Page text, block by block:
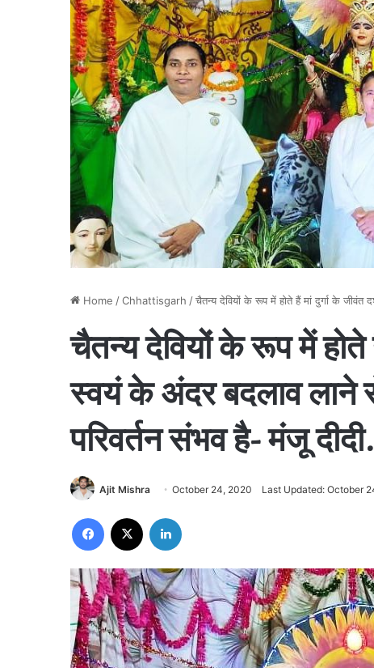
Home /Chhattisgarh /चैतन्य देवियों के रूप में होते हैं मां दुर्गा के
चैतन्य देवियों के रूप में होते
स्वयं के अंदर बदलाव लाने
परिवर्तन संभव है- मंजू
Ajit Mishra October 24, 2020 Last Updated: October
Facebook